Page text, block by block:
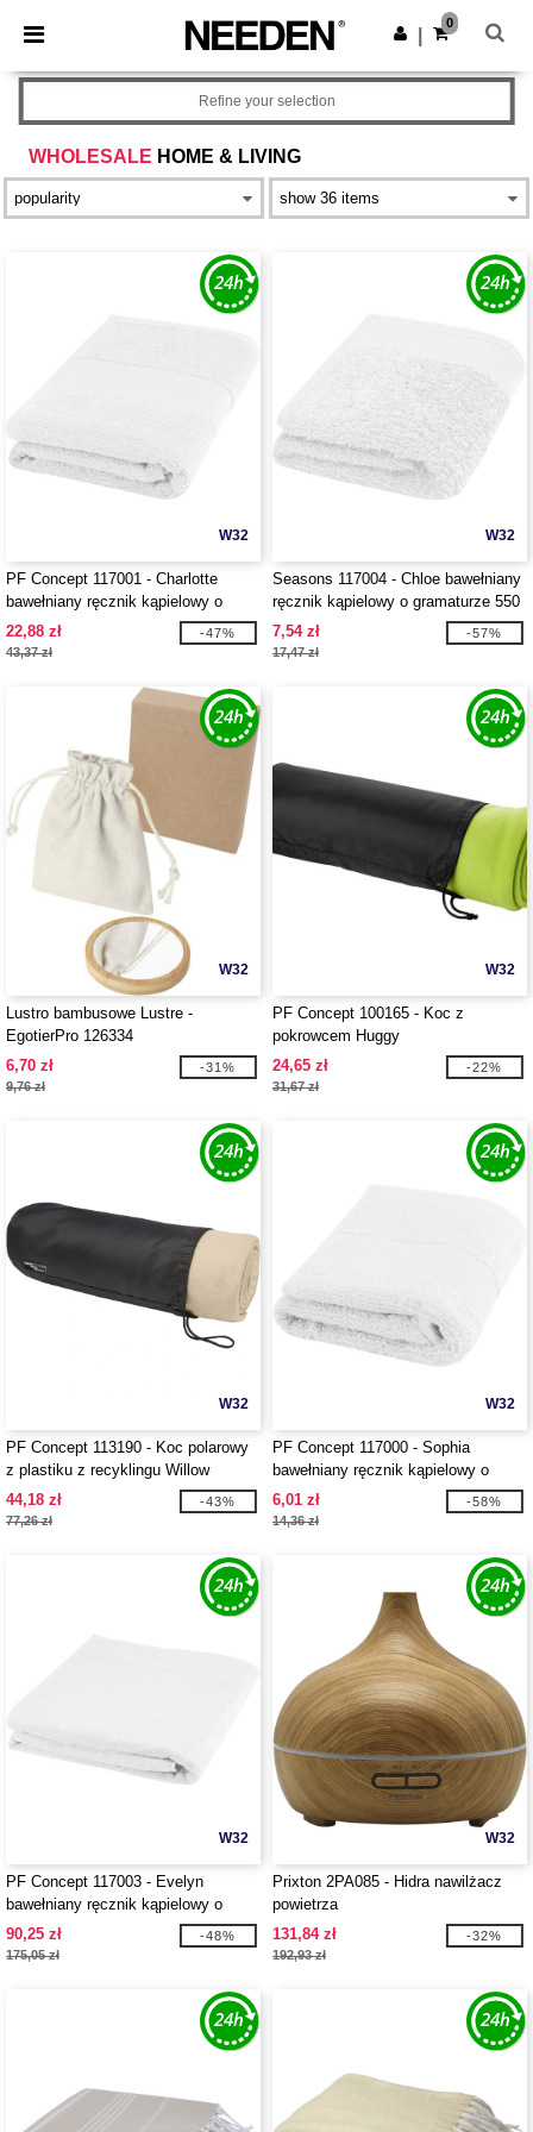
× Aplikacja Needen
Lepsze ceny w aplikacji!
Pobierz app
0
WHOLESALE HOME & LIVING
Refine your selection
W32
PF Concept 117001 - Charlotte
bawełniany ręcznik kąpielowy o
gramaturze 450 g/m² i wymiarach 50
x 100 cm
22,88 zł
43,37 zł
-47%
W32
Seasons 117004 - Chloe bawełniany
ręcznik kąpielowy o gramaturze 550
g/m² i wymiarach 30 x 50 cm
7,54 zł
17,47 zł
-57%
W32
Lustro bambusowe Lustre -
EgotierPro 126334
6,70 zł
9,76 zł
-31%
W32
PF Concept 100165 - Koc z
pokrowcem Huggy
24,65 zł
31,67 zł
-22%
W32
PF Concept 113190 - Koc polarowy
z plastiku z recyklingu Willow
44,18 zł
77,26 zł
-43%
W32
PF Concept 117000 - Sophia
bawełniany ręcznik kąpielowy o
gramaturze 450 g/m² i wymiarach 30
x 50 cm
6,01 zł
14,36 zł
-58%
W32
PF Concept 117003 - Evelyn
bawełniany ręcznik kąpielowy o
gramaturze 450 g/m² i wymiarach
100 x 180 cm
90,25 zł
175,05 zł
-48%
W32
Prixton 2PA085 - Hidra nawilżacz
powietrza
131,84 zł
192,93 zł
-32%